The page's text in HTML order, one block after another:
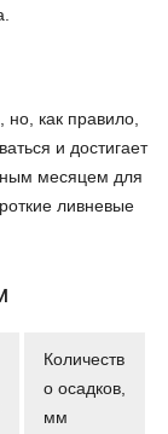
как правило,
и достигает
месяцем для
ливневые
Количеств
о осадков,
мм